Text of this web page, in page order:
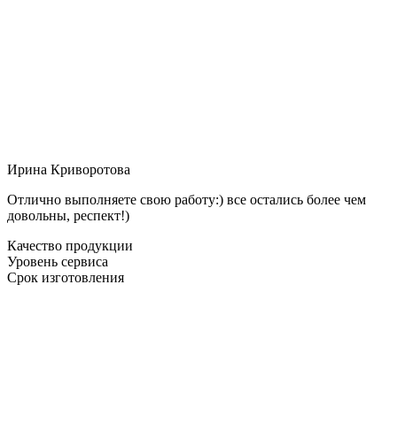
Ирина Криворотова
Отлично выполняете свою работу:) все остались более чем
довольны, респект!)
Качество продукции
Уровень сервиса
Срок изготовления